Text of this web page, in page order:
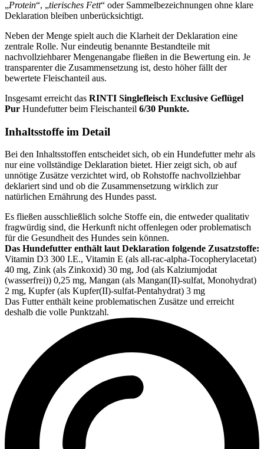
„Protein“, „tierisches Fett“ oder Sammelbezeichnungen ohne klare
Deklaration bleiben unberücksichtigt.
Neben der Menge spielt auch die Klarheit der Deklaration eine
zentrale Rolle. Nur eindeutig benannte Bestandteile mit
nachvollziehbarer Mengenangabe fließen in die Bewertung ein. Je
transparenter die Zusammensetzung ist, desto höher fällt der
bewertete Fleischanteil aus.
Insgesamt erreicht das RINTI Singlefleisch Exclusive Geflügel
Pur Hundefutter beim Fleischanteil 6/30 Punkte.
Inhaltsstoffe im Detail
Bei den Inhaltsstoffen entscheidet sich, ob ein Hundefutter mehr als
nur eine vollständige Deklaration bietet. Hier zeigt sich, ob auf
unnötige Zusätze verzichtet wird, ob Rohstoffe nachvollziehbar
deklariert sind und ob die Zusammensetzung wirklich zur
natürlichen Ernährung des Hundes passt.
Es fließen ausschließlich solche Stoffe ein, die entweder qualitativ
fragwürdig sind, die Herkunft nicht offenlegen oder problematisch
für die Gesundheit des Hundes sein können.
Das Hundefutter enthält laut Deklaration folgende Zusatzstoffe:
Vitamin D3 300 I.E., Vitamin E (als all-rac-alpha-Tocopherylacetat)
40 mg, Zink (als Zinkoxid) 30 mg, Jod (als Kalziumjodat
(wasserfrei)) 0,25 mg, Mangan (als Mangan(II)-sulfat, Monohydrat)
2 mg, Kupfer (als Kupfer(II)-sulfat-Pentahydrat) 3 mg
Das Futter enthält keine problematischen Zusätze und erreicht
deshalb die volle Punktzahl.